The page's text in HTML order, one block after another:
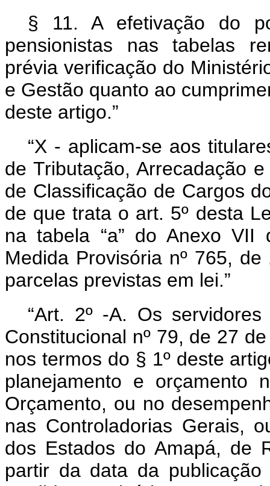
§ 11. A efetivação do
pensionistas nas tabelas
prévia verificação do
e Gestão quanto ao
deste artigo.”
“X - aplicam-se aos
de Tributação, Arrecadação
de Classificação de Cargos
de que trata o art. 5º desta
na tabela “a” do Anexo
Medida Provisória nº 765,
parcelas previstas em lei.”
“Art. 2º -A. Os
Constitucional nº 79, de 27
nos termos do § 1º deste
planejamento e orçamento
Orçamento, ou no
nas Controladorias Gerais,
dos Estados do Amapá, de
partir da data da